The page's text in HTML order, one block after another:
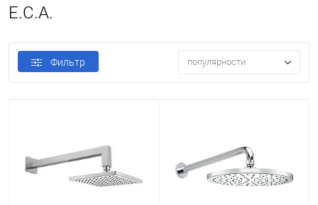
E.C.A.
Фильтр популярности